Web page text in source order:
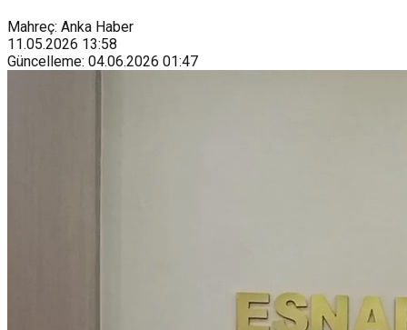
Mahreç: Anka Haber
11.05.2026 13:58
Güncelleme: 04.06.2026 01:47